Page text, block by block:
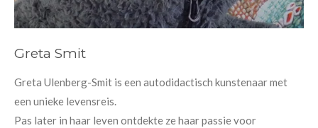
Greta Smit
Greta Ulenberg-Smit is een autodidactisch kunstenaar met
een unieke levensreis.
Pas later in haar leven ontdekte ze haar passie voor